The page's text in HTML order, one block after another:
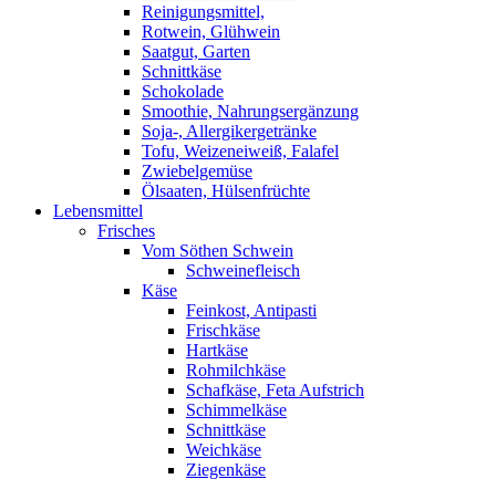
Reinigungsmittel,
Rotwein, Glühwein
Saatgut, Garten
Schnittkäse
Schokolade
Smoothie, Nahrungsergänzung
Soja-, Allergikergetränke
Tofu, Weizeneiweiß, Falafel
Zwiebelgemüse
Ölsaaten, Hülsenfrüchte
Lebensmittel
Frisches
Vom Söthen Schwein
Schweinefleisch
Käse
Feinkost, Antipasti
Frischkäse
Hartkäse
Rohmilchkäse
Schafkäse, Feta Aufstrich
Schimmelkäse
Schnittkäse
Weichkäse
Ziegenkäse